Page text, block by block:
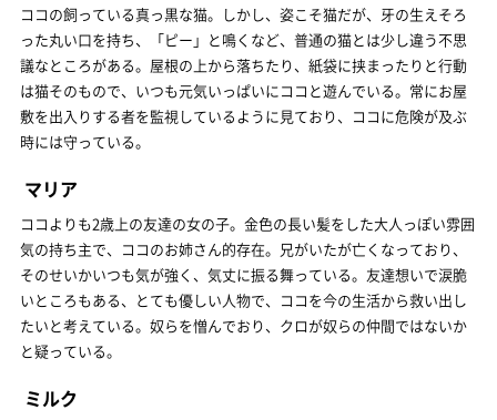
ココの飼っている真っ黒な猫。しかし、姿こそ猫だが、牙の生えそろ
った丸い口を持ち、「ピー」と鳴くなど、普通の猫とは少し違う不思
議なところがある。屋根の上から落ちたり、紙袋に挟まったりと行動
は猫そのもので、いつも元気いっぱいにココと遊んでいる。常にお屋
敷を出入りする者を監視しているように見ており、ココに危険が及ぶ
時には守っている。
マリア
ココよりも2歳上の友達の女の子。金色の長い髪をした大人っぽい雰囲
気の持ち主で、ココのお姉さん的存在。兄がいたが亡くなっており、
そのせいかいつも気が強く、気丈に振る舞っている。友達想いで涙脆
いところもある、とても優しい人物で、ココを今の生活から救い出し
たいと考えている。奴らを憎んでおり、クロが奴らの仲間ではないか
と疑っている。
ミルク